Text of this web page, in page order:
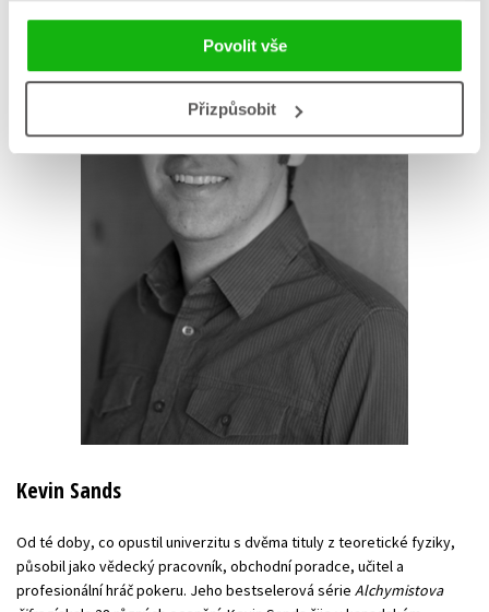
Povolit vše
Přizpůsobit
Kevin Sands
Od té doby, co opustil univerzitu s dvěma tituly z teoretické fyziky,
působil jako vědecký pracovník, obchodní poradce, učitel a
profesionální hráč pokeru. Jeho bestselerová série Alchymistova